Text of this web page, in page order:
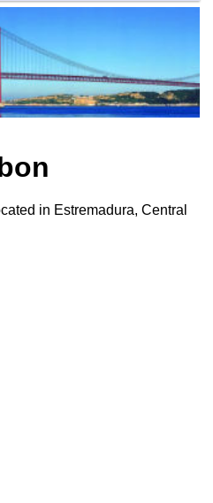
in Estremadura, Central